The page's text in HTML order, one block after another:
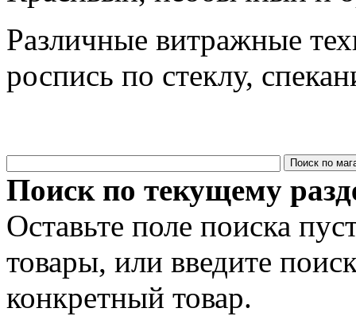
Различные витражные
роспись по стеклу,
Поиск по текущему
Оставьте поле поиска
товары, или введите
конкретный товар.